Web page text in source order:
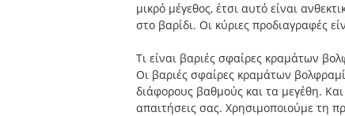
μικρό μέγεθος, έτσι αυτό είναι
στο βαρίδι. Οι κύριες προδιαγραφές
Τι είναι βαριές σφαίρες κραμάτων
Οι βαριές σφαίρες κραμάτων
διάφορους βαθμούς και τα μεγέθη. Και
απαιτήσεις σας. Χρησιμοποιούμε τη